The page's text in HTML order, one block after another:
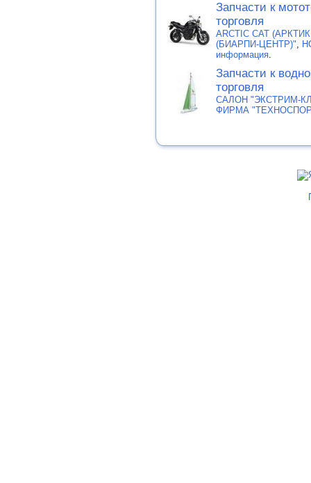
Запчасти к
торговля
ARCTIC CAT
(БИАРПИ-ЦЕНТР)",
информация.
Запчасти к
торговля
САЛОН "ЭКСТРИМ-
ФИРМА